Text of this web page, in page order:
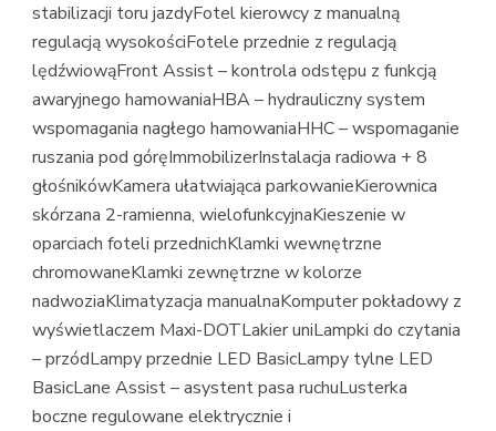
stabilizacji toru jazdyFotel kierowcy z manualną
regulacją wysokościFotele przednie z regulacją
lędźwiowąFront Assist – kontrola odstępu z funkcją
awaryjnego hamowaniaHBA – hydrauliczny system
wspomagania nagłego hamowaniaHHC – wspomaganie
ruszania pod góręImmobilizerInstalacja radiowa + 8
głośnikówKamera ułatwiająca parkowanieKierownica
skórzana 2-ramienna, wielofunkcyjnaKieszenie w
oparciach foteli przednichKlamki wewnętrzne
chromowaneKlamki zewnętrzne w kolorze
nadwoziaKlimatyzacja manualnaKomputer pokładowy z
wyświetlaczem Maxi-DOTLakier uniLampki do czytania
– przódLampy przednie LED BasicLampy tylne LED
BasicLane Assist – asystent pasa ruchuLusterka
boczne regulowane elektrycznie i